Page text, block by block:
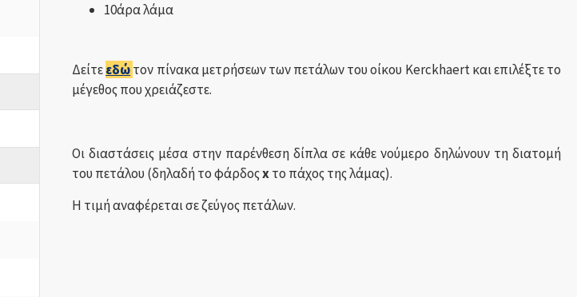
10άρα λάμα
Δείτεεδώτον πίνακα μετρήσεων των πετάλων του οίκου Kerckhaert και επιλέξτε το
μέγεθος που χρειάζεστε.
Οι διαστάσεις μέσα στην παρένθεση δίπλα σε κάθε νούμερο δηλώνουν τη διατομή
του πετάλου (δηλαδή το φάρδοςxτο πάχος της λάμας).
Η τιμή αναφέρεται σε ζεύγος πετάλων.